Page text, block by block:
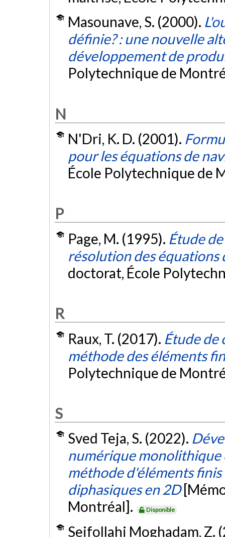
Masounave, S. (2000).
définie? : une nouvelle
développement de
Polytechnique de
N
N'Dri, K. D. (2001).
pour les équations de
École Polytechnique de
P
Page, M. (1995). Étude
résolution des équations
doctorat, École
R
Raux, T. (2017). Étude de
méthode des éléments
Polytechnique de
S
Sved Teja, S. (2022).
numérique monolithique
méthode d'éléments
diphasiques en 2D
Montréal].
Disponible
Seifollahi Moghadam, Z.